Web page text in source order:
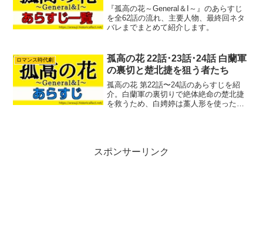
『孤高の花～General＆I～』のあらすじ
を全62話の流れ、主要人物、最終回ネタ
バレまでまとめて紹介します。
ロマンス時代劇
孤高の花 22話･23話･24話 白蘭軍
の裏切と楚北捷を狙う者たち
孤高の花 第22話〜24話のあらすじを紹
介。白蘭軍の裏切りで絶体絶命の楚北捷
を救うため、白娉婷は藁人形を使った大
と、緊迫の脱出劇の見どころをお届けし
ます。
スポンサーリンク